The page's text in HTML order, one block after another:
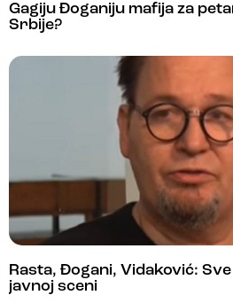
Gagiju Đoganiju mafija za
Srbije?
Rasta, Đogani, Vidaković:
javnoj sceni